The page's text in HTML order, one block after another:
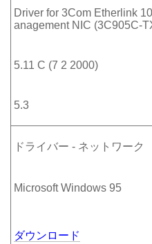
Driver for 3Com Etherlink
anagement NIC (3C905C-
5.11 C (7 2 2000)
5.3
ドライバー - ネットワーク
Microsoft Windows 95
ダウンロード